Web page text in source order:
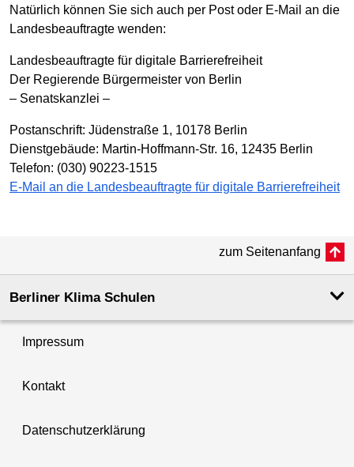
Natürlich können Sie sich auch per Post oder E-Mail an die
Landesbeauftragte wenden:
Landesbeauftragte für digitale Barrierefreiheit
Der Regierende Bürgermeister von Berlin
– Senatskanzlei –
Postanschrift: Jüdenstraße 1, 10178 Berlin
Dienstgebäude: Martin-Hoffmann-Str. 16, 12435 Berlin
Telefon: (030) 90223-1515
E-Mail an die Landesbeauftragte für digitale Barrierefreiheit
zum Seitenanfang
Berliner Klima Schulen
Impressum
Kontakt
Datenschutzerklärung